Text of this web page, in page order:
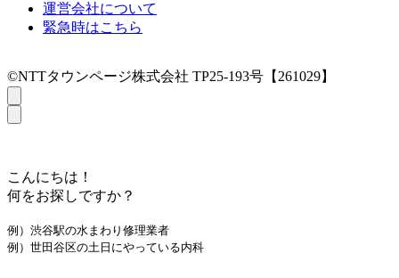
運営会社について
緊急時はこちら
©NTTタウンページ株式会社 TP25-193号【261029】
こんにちは！
何をお探しですか？
例）渋谷駅の水まわり修理業者
例）世田谷区の土日にやっている内科